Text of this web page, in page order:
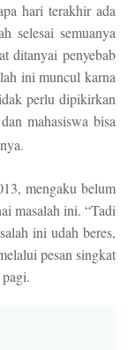
hari terakhir ada
selesai semuanya
ditanyai penyebab
ini muncul karna
perlu dipikirkan
mahasiswa bisa
mengaku belum
masalah ini. “Tadi
ini udah beres,
pesan singkat